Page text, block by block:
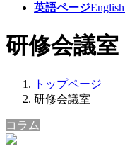
英語ページ
研修会議室
トップページ
研修会議室
コラム